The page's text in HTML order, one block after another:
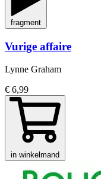
fragment
Vurige affaire
Lynne Graham
€ 6,99
in winkelmand